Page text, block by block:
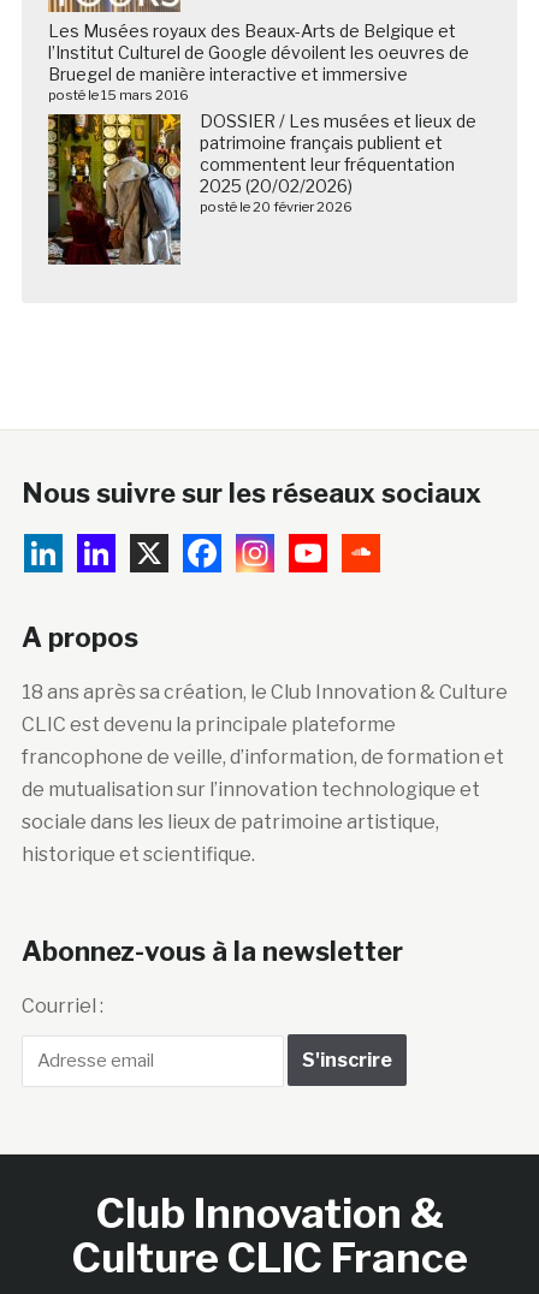
Les Musées royaux des Beaux-Arts de Belgique et
l’Institut Culturel de Google dévoilent les oeuvres de
Bruegel de manière interactive et immersive
posté le 15 mars 2016
DOSSIER / Les musées et lieux de
patrimoine français publient et
commentent leur fréquentation
2025 (20/02/2026)
posté le 20 février 2026
Nous suivre sur les réseaux sociaux
A propos
18 ans après sa création, le Club Innovation & Culture
CLIC est devenu la principale plateforme
francophone de veille, d’information, de formation et
de mutualisation sur l’innovation technologique et
sociale dans les lieux de patrimoine artistique,
historique et scientifique.
Abonnez-vous à la newsletter
Courriel :
Club Innovation &
Culture CLIC France